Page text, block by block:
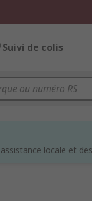
Suivi de colis
locale et